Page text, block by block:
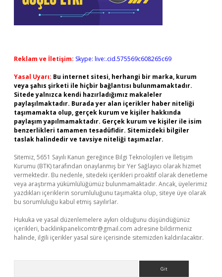
Reklam ve İletişim: Skype: live:.cid.575569c608265c69
Yasal Uyarı: Bu internet sitesi, herhangi bir marka, kurum
veya şahıs şirketi ile hiçbir bağlantısı bulunmamaktadır.
Sitede yalnızca kendi hazırladığımız makaleler
paylaşılmaktadır. Burada yer alan içerikler haber niteliği
taşımamakta olup, gerçek kurum ve kişiler hakkında
paylaşım yapılmamaktadır. Gerçek kurum ve kişiler ile isim
benzerlikleri tamamen tesadüfidir. Sitemizdeki bilgiler
taslak halindedir ve tavsiye niteliği taşımazlar.
Sitemiz, 5651 Sayılı Kanun gereğince Bilgi Teknolojileri ve İletişim
Kurumu (BTK) tarafından onaylanmış bir Yer Sağlayıcı olarak hizmet
vermektedir. Bu nedenle, sitedeki içerikleri proaktif olarak denetleme
veya araştırma yükümlülüğümüz bulunmamaktadır. Ancak, üyelerimiz
yazdıkları içeriklerin sorumluluğunu taşımakta olup, siteye üye olarak
bu sorumluluğu kabul etmiş sayılırlar.
Hukuka ve yasal düzenlemelere aykırı olduğunu düşündüğünüz
içerikleri, backlinkpanelicomtr@gmail.com adresine bildirmeniz
halinde, ilgili içerikler yasal süre içerisinde sitemizden kaldırılacaktır.